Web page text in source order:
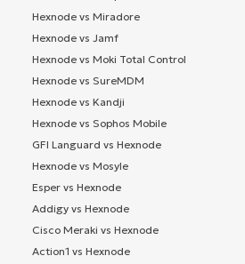
Hexnode vs Miradore
Hexnode vs Jamf
Hexnode vs Moki Total Control
Hexnode vs SureMDM
Hexnode vs Kandji
Hexnode vs Sophos Mobile
GFI Languard vs Hexnode
Hexnode vs Mosyle
Esper vs Hexnode
Addigy vs Hexnode
Cisco Meraki vs Hexnode
Action1 vs Hexnode